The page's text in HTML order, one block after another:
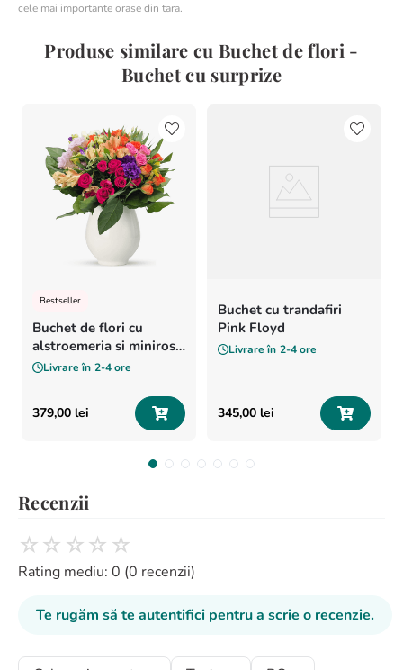
cele mai importante orase din tara.
Produse similare cu Buchet de flori -
Buchet cu surprize
Bestseller
Buchet de flori cu
alstroemeria si minirosa
„Vise colorate”
Livrare în 2-4 ore
379,00 lei
Buchet cu trandafiri
Pink Floyd
Livrare în 2-4 ore
345,00 lei
Recenzii
☆☆ ☆☆ ☆
Rating mediu: 0 (0 recenzii)
Te rugăm să te autentifici pentru a scrie o recenzie.